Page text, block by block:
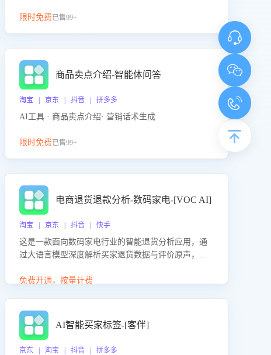
限时免费已售99+
商品卖点介绍-智能体问答
淘宝 | 京东 | 抖音 | 拼多多
AI工具 · 商品卖点介绍· 营销话术生成
限时免费已售99+
电商退货退款分析-数码家电-[VOC AI]
淘宝 | 京东 | 抖音 | 快手
这是一款面向数码家电行业的智能退货分析应用，通
过大语言模型深度解析买家退货数据与评价原声，精
因，并输出可落地的改进建议，通过挖掘用户痛点驱
免费开通，按量计费
AI智能买家标签-[客伴]
京东 | 淘宝 | 抖音 | 拼多多